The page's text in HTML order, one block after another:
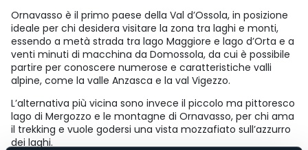
Ornavasso è il primo paese della Val d’Ossola, in posizione
ideale per chi desidera visitare la zona tra laghi e monti,
essendo a metà strada tra lago Maggiore e lago d’Orta e a
venti minuti di macchina da Domossola, da cui è possibile
partire per conoscere numerose e caratteristiche valli
alpine, come la valle Anzasca e la val Vigezzo.
L’alternativa più vicina sono invece il piccolo ma pittoresco
lago di Mergozzo e le montagne di Ornavasso, per chi ama
il trekking e vuole godersi una vista mozzafiato sull’azzurro
dei laghi.